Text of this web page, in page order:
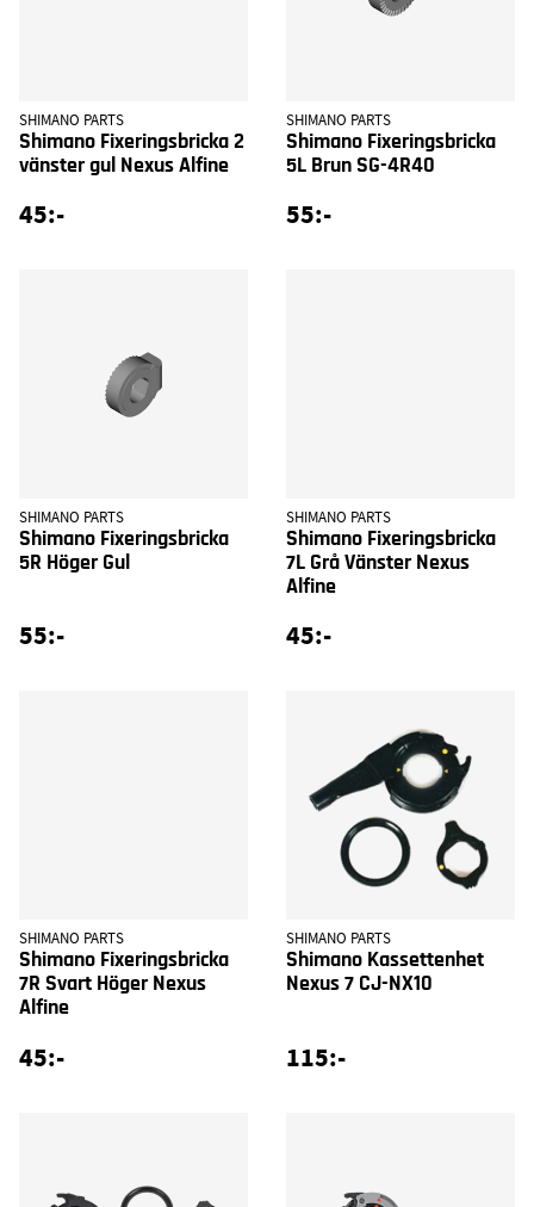
SHIMANO PARTS
Shimano Fixeringsbricka 2
vänster gul Nexus Alfine
45:-
SHIMANO PARTS
Shimano Fixeringsbricka
5L Brun SG-4R40
55:-
SHIMANO PARTS
Shimano Fixeringsbricka
5R Höger Gul
55:-
SHIMANO PARTS
Shimano Fixeringsbricka
7L Grå Vänster Nexus
Alfine
45:-
SHIMANO PARTS
Shimano Fixeringsbricka
7R Svart Höger Nexus
Alfine
45:-
SHIMANO PARTS
Shimano Kassettenhet
Nexus 7 CJ-NX10
115:-